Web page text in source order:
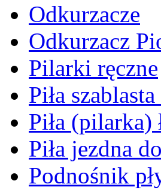
Odkurzacze
Odkurzacz
Pilarki ręczne
Piła
Piła (pilarka)
Piła jezdna
Podnośnik